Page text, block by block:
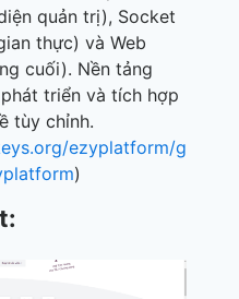
quản trị), Socket
thực) và Web
cuối). Nền tảng
triển và tích hợp
tùy chỉnh.
ezyplatform/g
) ​